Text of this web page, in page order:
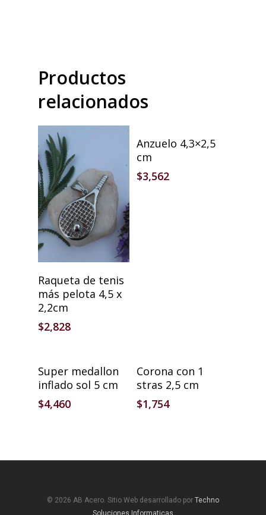
Productos
relacionados
Añadir Al Carrito
Raqueta de tenis
más pelota 4,5 x
2,2cm
$2,828
Añadir Al Carrito
Anzuelo 4,3×2,5
cm
$3,562
Añadir Al Carrito
Super medallon
inflado sol 5 cm
$4,460
Corona con 1
stras 2,5 cm
$1,754
© 2026 AB Acero. Sitio Web desarrollado por Techno
Soluciones Informaticas